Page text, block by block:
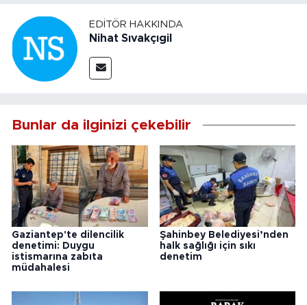
EDITÖR HAKKINDA
Nihat Sıvakçıgil
Bunlar da ilginizi çekebilir
Gaziantep'te dilencilik
denetimi: Duygu
istismarına zabıta
müdahalesi
Şahinbey Belediyesi’nden
halk sağlığı için sıkı
denetim